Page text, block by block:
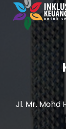
Jl. Mr. Mohd